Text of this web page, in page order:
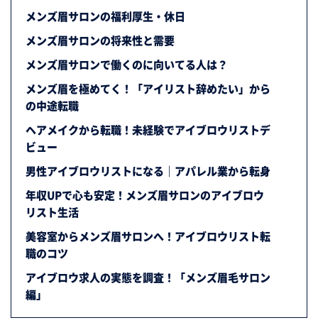
メンズ眉サロンの福利厚生・休日
メンズ眉サロンの将来性と需要
メンズ眉サロンで働くのに向いてる人は？
メンズ眉を極めてく！「アイリスト辞めたい」から
の中途転職
ヘアメイクから転職！未経験でアイブロウリストデ
ビュー
男性アイブロウリストになる｜アパレル業から転身
年収UPで心も安定！メンズ眉サロンのアイブロウ
リスト生活
美容室からメンズ眉サロンへ！アイブロウリスト転
職のコツ
アイブロウ求人の実態を調査！「メンズ眉毛サロン
編」